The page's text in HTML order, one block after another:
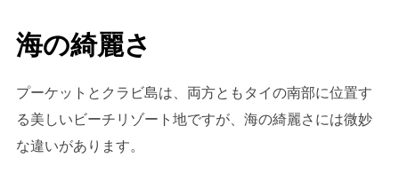
海の綺麗さ
プーケットとクラビ島は、両方ともタイの南部に位置す
る美しいビーチリゾート地ですが、海の綺麗さには微妙
な違いがあります。